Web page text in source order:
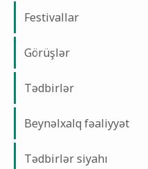
Festivallar
Görüşlər
Tədbirlər
Beynəlxalq fəaliyyət
Tədbirlər siyahı